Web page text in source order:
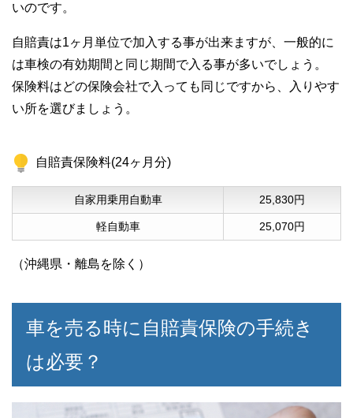
いのです。
自賠責は1ヶ月単位で加入する事が出来ますが、一般的に
は車検の有効期間と同じ期間で入る事が多いでしょう。
保険料はどの保険会社で入っても同じですから、入りやす
い所を選びましょう。
自賠責保険料(24ヶ月分)
自家用乗用自動車 25,830円
軽自動車 25,070円
（沖縄県・離島を除く）
車を売る時に自賠責保険の手続き
は必要？